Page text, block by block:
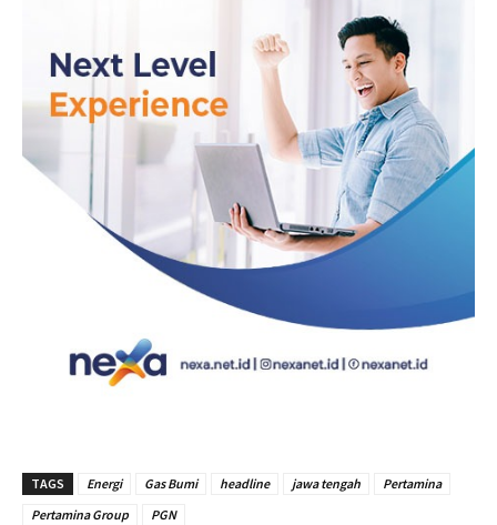
TAGS Energi Gas Bumi headline jawa tengah
Pertamina
Pertamina Group
PGN